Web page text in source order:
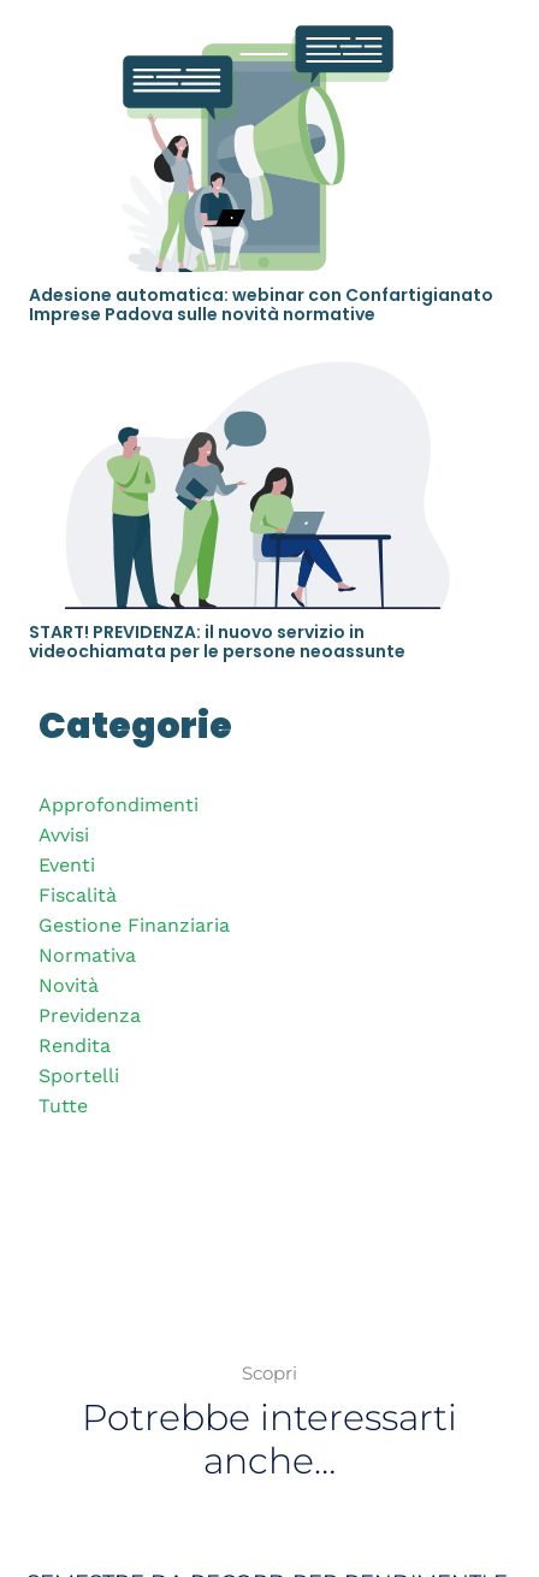
Adesione automatica: webinar con Confartigianato
Imprese Padova sulle novità normative
START! PREVIDENZA: il nuovo servizio in
videochiamata per le persone neoassunte
Categorie
Approfondimenti
Avvisi
Eventi
Fiscalità
Gestione Finanziaria
Normativa
Novità
Previdenza
Rendita
Sportelli
Tutte
Scopri
Potrebbe interessarti
anche…